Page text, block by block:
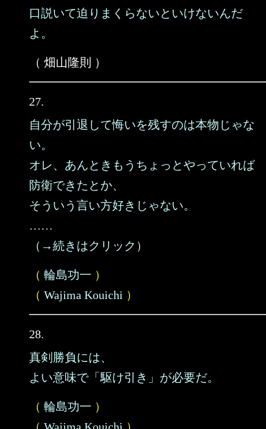
口説いて迫りまくらないといけないんだ
よ。
（ 畑山隆則 ）
27.
自分が引退して悔いを残すのは本物じゃな
い。
オレ、あんときもうちょっとやっていれば
防衛できたとか、
そういう言い方好きじゃない。
……
（→続きはクリック）
（ 輪島功一 ）
（ Wajima Kouichi ）
28.
真剣勝負には、
よい意味で「駆け引き」が必要だ。
（ 輪島功一 ）